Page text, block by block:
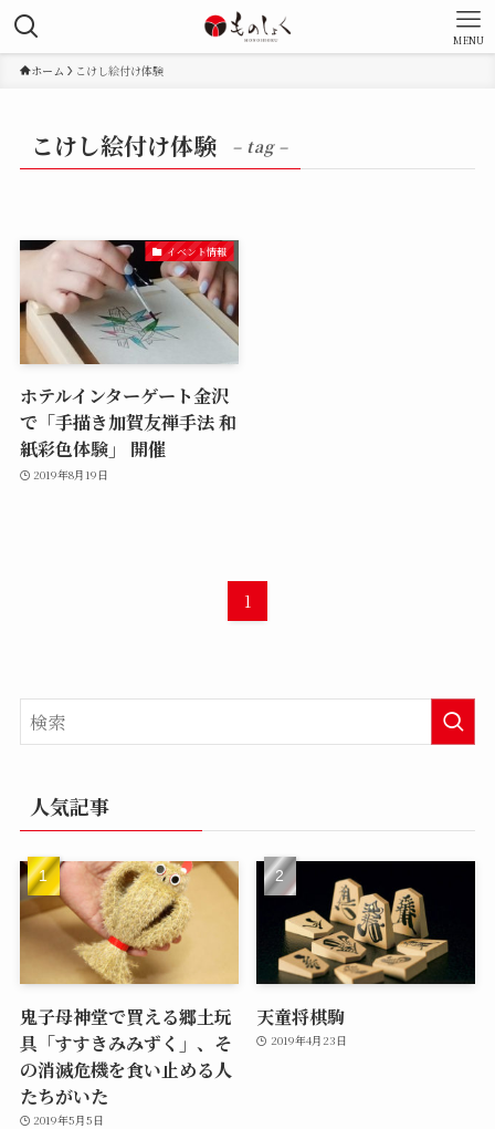
MENU
ホーム こけし絵付け体験
こけし絵付け体験 – tag –
イベント情報
ホテルインターゲート金沢
で「手描き加賀友禅手法 和
紙彩色体験」 開催
2019年8月19日
1
人気記事
鬼子母神堂で買える郷土玩
具「すすきみみずく」、そ
の消滅危機を食い止める人
たちがいた
2019年5月5日
天童将棋駒
2019年4月23日